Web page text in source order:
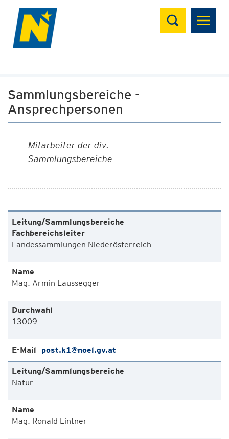
Suchen
Sammlungsbereiche -
Ansprechpersonen
Mitarbeiter der div.
Sammlungsbereiche
Fachbereichsleiter
Landessammlungen Niederösterreich
Mag. Armin Laussegger
13009
post.k1@noel.gv.at
Natur
Mag. Ronald Lintner